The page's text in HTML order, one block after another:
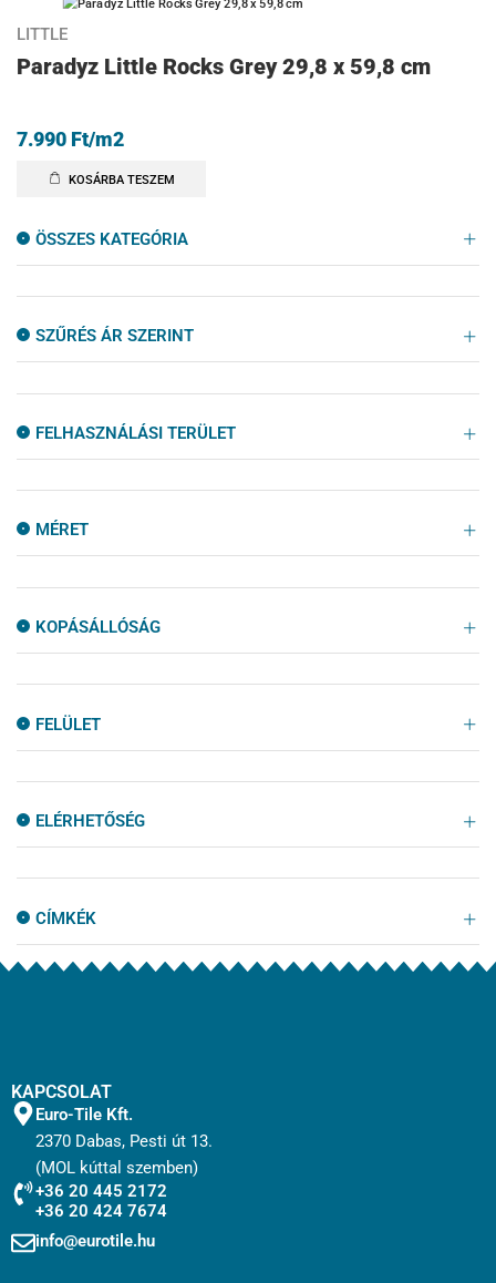
ÖSSZES KATEGÓRIA
SZŰRÉS ÁR SZERINT
FELHASZNÁLÁSI TERÜLET
MÉRET
KOPÁSÁLLÓSÁG
FELÜLET
ELÉRHETŐSÉG
CÍMKÉK
LITTLE
Paradyz Little Rocks Grey 29,8 x 59,8 cm
7.990 Ft/m2
KOSÁRBA TESZEM
KAPCSOLAT
Euro-Tile Kft.
2370 Dabas, Pesti út 13.
(MOL kúttal szemben)
+36 20 445 2172
+36 20 424 7674
info@eurotile.hu